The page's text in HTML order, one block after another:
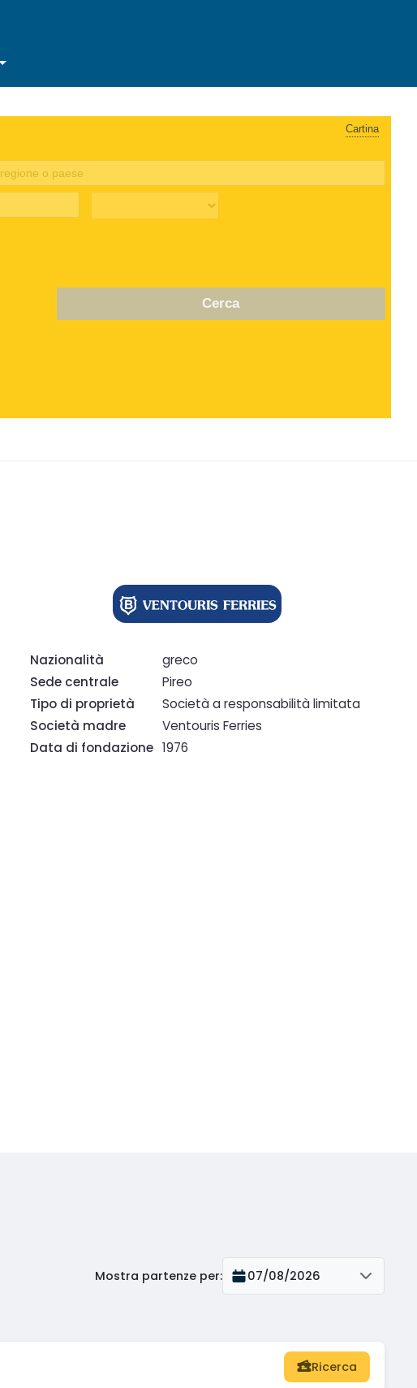
Cartina
Cerca
Nazionalità
greco
Sede centrale
Pireo
Tipo di proprietà
Società a responsabilità limitata
Società madre
Ventouris Ferries
Data di fondazione 1976
Mostra partenze per: 07/08/2026
Ricerca